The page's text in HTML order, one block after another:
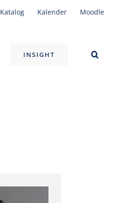
Katalog Kalender Moodle
INSIGHT